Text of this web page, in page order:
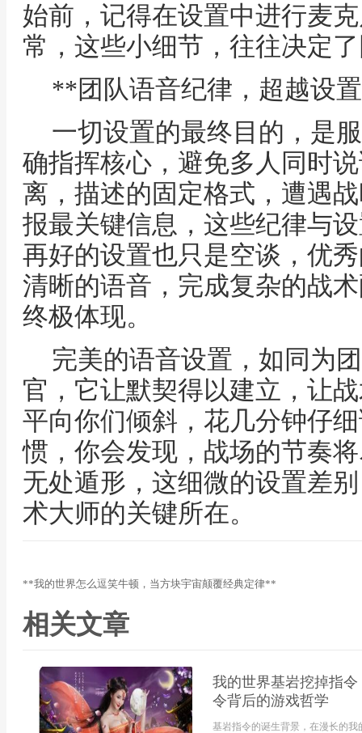
始前，记得在设置中进行麦
常，这些小细节，往往决定
**团队语音纪律，超越设
一切设置的最终目的，是
确指挥核心，避免多人同时
离，描述的固定格式，遭遇
报最关键信息，这些纪律与
再好的设置也只是空谈，优
清晰的语音，完成复杂的战
终极体现。
完美的语音设置，如同为
官，它让默契得以建立，让
平向你们倾斜，花几分钟仔
惯，你会发现，战场的节奏
无处遁形，这细微的设置差
术大师的关键所在。
**我的世界怎么逗笑牛顿，当方块宇宙颠覆经典定律**
相关文章
我的世界基岩挖掉指
令背后的游戏哲学
基岩指令的诞生背景，在漫长的